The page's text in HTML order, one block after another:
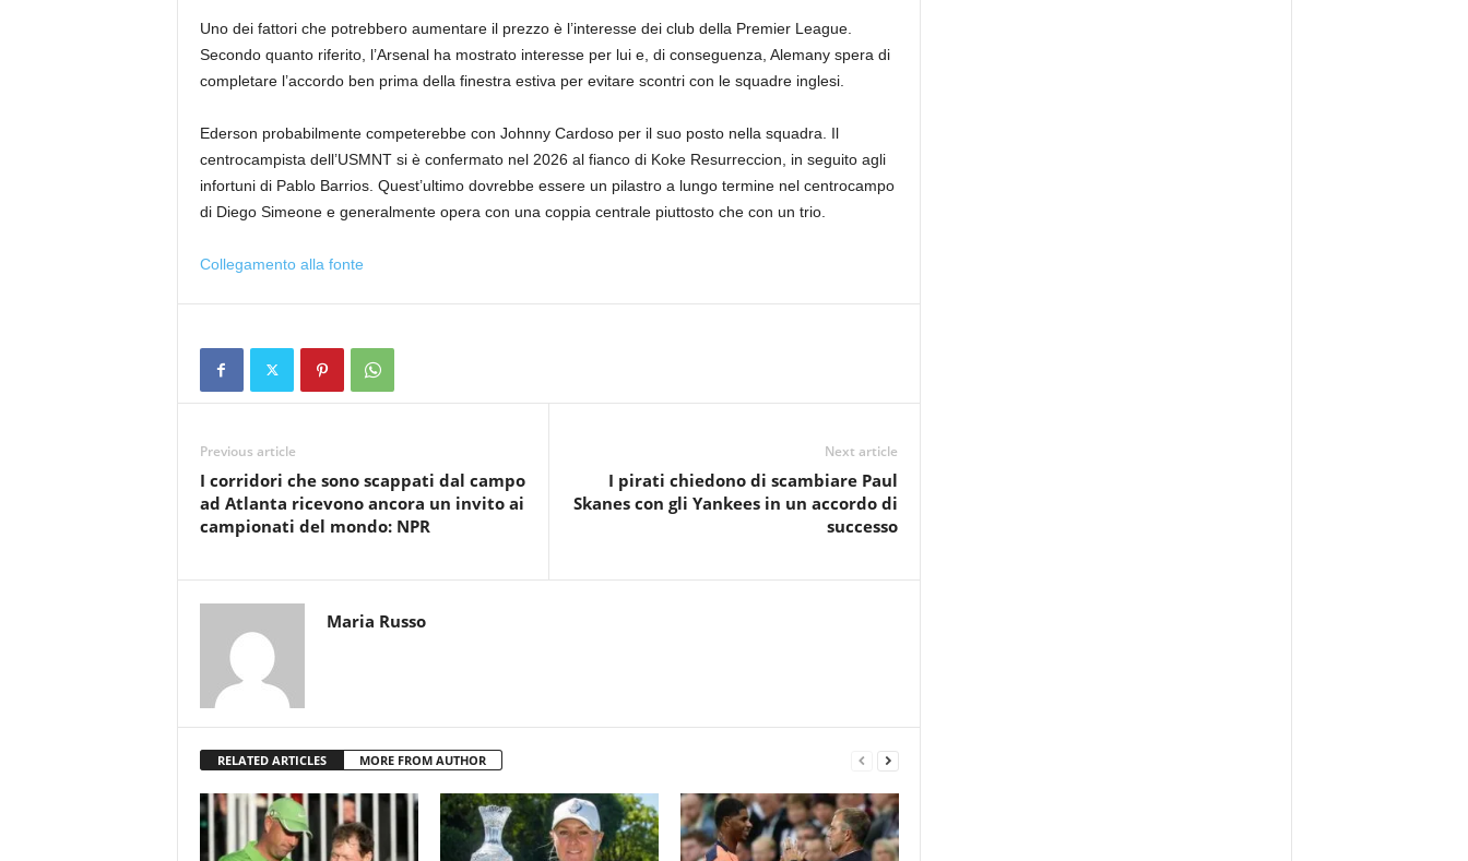
Uno dei fattori che potrebbero aumentare il prezzo è l’interesse dei club della Premier League.
Secondo quanto riferito, l’Arsenal ha mostrato interesse per lui e, di conseguenza, Alemany spera di
completare l’accordo ben prima della finestra estiva per evitare scontri con le squadre inglesi.
Ederson probabilmente competerebbe con Johnny Cardoso per il suo posto nella squadra. Il
centrocampista dell’USMNT si è confermato nel 2026 al fianco di Koke Resurreccion, in seguito agli
infortuni di Pablo Barrios. Quest’ultimo dovrebbe essere un pilastro a lungo termine nel centrocampo
di Diego Simeone e generalmente opera con una coppia centrale piuttosto che con un trio.
Collegamento alla fonte
Previous article
I corridori che sono scappati dal campo
ad Atlanta ricevono ancora un invito ai
campionati del mondo: NPR
Next article
I pirati chiedono di scambiare Paul
Skanes con gli Yankees in un accordo di
successo
Maria Russo
RELATED ARTICLES MORE FROM AUTHOR